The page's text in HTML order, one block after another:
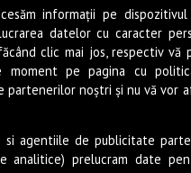
Teatru
Film
Program filme
Lifestyle
Muzică
Sunete Live
informații pe dispozitivul
datelor cu caracter
clic mai jos, respectiv vă
moment pe pagina cu
noștri și nu vă vor
agentiile de publicitate
analitice) prelucram date